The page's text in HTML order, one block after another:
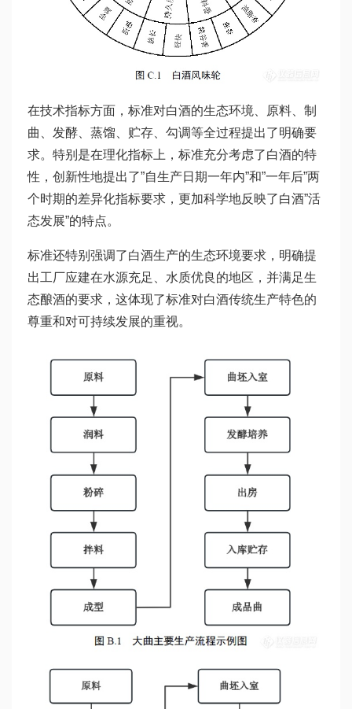
在技术指标方面，标准对白酒的生态环境、原料、制
曲、发酵、蒸馏、贮存、勾调等全过程提出了明确要
求。特别是在理化指标上，标准充分考虑了白酒的特
性，创新性地提出了”自生产日期一年内”和”一年后”两
个时期的差异化指标要求，更加科学地反映了白酒”活
态发展”的特点。
标准还特别强调了白酒生产的生态环境要求，明确提
出工厂应建在水源充足、水质优良的地区，并满足生
态酿酒的要求，这体现了标准对白酒传统生产特色的
尊重和对可持续发展的重视。